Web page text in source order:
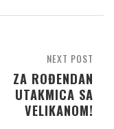
NEXT POST
ZA ROĐENDAN
UTAKMICA SA
VELIKANOM!